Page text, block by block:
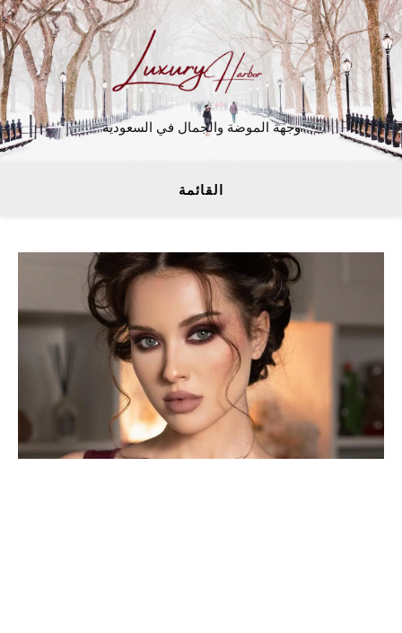
وجهة الموضة والجمال في السعودية
القائمة